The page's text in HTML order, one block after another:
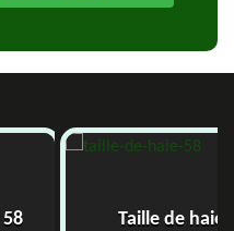
Taille de haie